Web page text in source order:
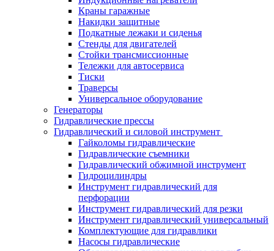
Краны гаражные
Накидки защитные
Подкатные лежаки и сиденья
Стенды для двигателей
Стойки трансмиссионные
Тележки для автосервиса
Тиски
Траверсы
Универсальное оборудование
Генераторы
Гидравлические прессы
Гидравлический и силовой инструмент
Гайколомы гидравлические
Гидравлические съемники
Гидравлический обжимной инструмент
Гидроцилиндры
Инструмент гидравлический для
перфорации
Инструмент гидравлический для резки
Инструмент гидравлический универсальный
Комплектующие для гидравлики
Насосы гидравлические